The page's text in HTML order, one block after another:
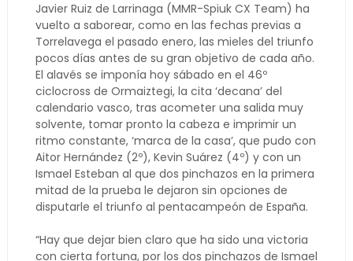
Javier Ruiz de Larrinaga (MMR-Spiuk CX Team) ha
vuelto a saborear, como en las fechas previas a
Torrelavega el pasado enero, las mieles del triunfo
pocos días antes de su gran objetivo de cada año.
El alavés se imponía hoy sábado en el 46º
ciclocross de Ormaiztegi, la cita ‘decana’ del
calendario vasco, tras acometer una salida muy
solvente, tomar pronto la cabeza e imprimir un
ritmo constante, ‘marca de la casa’, que pudo con
Aitor Hernández (2º), Kevin Suárez (4º) y con un
Ismael Esteban al que dos pinchazos en la primera
mitad de la prueba le dejaron sin opciones de
disputarle el triunfo al pentacampeón de España.
“Hay que dejar bien claro que ha sido una victoria
con cierta fortuna, por los dos pinchazos de Ismael